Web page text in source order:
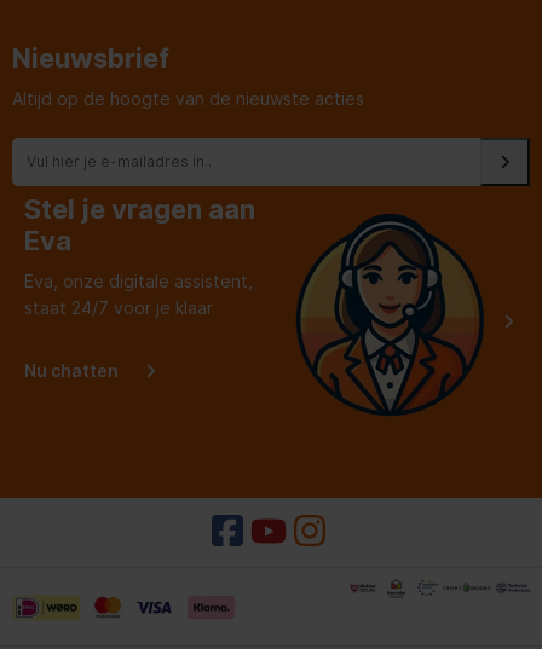
Nieuwsbrief
Altijd op de hoogte van de nieuwste acties
Stel je vragen aan
Eva
Eva, onze digitale assistent,
staat 24/7 voor je klaar
Nu chatten